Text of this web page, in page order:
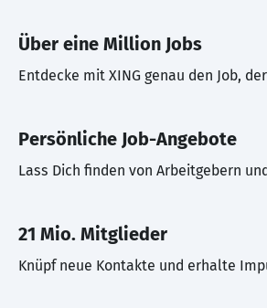
Über eine Million Jobs
Entdecke mit XING genau den Job,
Persönliche Job-Angebote
Lass Dich finden von Arbeitgebern
21 Mio. Mitglieder
Knüpf neue Kontakte und erhalte